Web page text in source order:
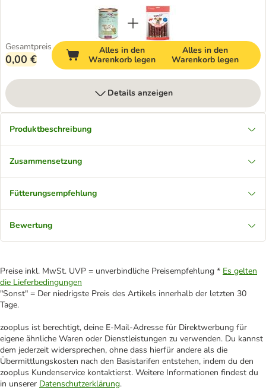
Gesamtpreis
0,00 €
Alles in den
Warenkorb legen
Alles in den
Warenkorb legen
Details anzeigen
Produktbeschreibung
Zusammensetzung
Fütterungsempfehlung
Bewertung
Preise inkl. MwSt. UVP = unverbindliche Preisempfehlung * Es gelten
die Lieferbedingungen
"Sonst" = Der niedrigste Preis des Artikels innerhalb der letzten 30
Tage.
zooplus ist berechtigt, deine E-Mail-Adresse für Direktwerbung für
eigene ähnliche Waren oder Dienstleistungen zu verwenden. Du kannst
dem jederzeit widersprechen, ohne dass hierfür andere als die
Übermittlungskosten nach den Basistarifen entstehen, indem du den
zooplus Kundenservice kontaktierst. Weitere Informationen findest du
in unserer Datenschutzerklärung.